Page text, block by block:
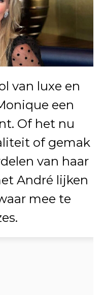
van luxe en
een
Of het nu
of gemak
van haar
André lijken
mee te